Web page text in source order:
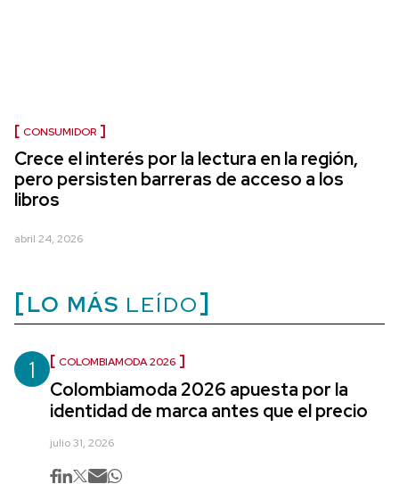
CONSUMIDOR
Crece el interés por la lectura en la región,
pero persisten barreras de acceso a los
libros
abril 24, 2026
LO MÁS LEÍDO
1 COLOMBIAMODA 2026
Colombiamoda 2026 apuesta por la
identidad de marca antes que el precio
julio 31, 2026